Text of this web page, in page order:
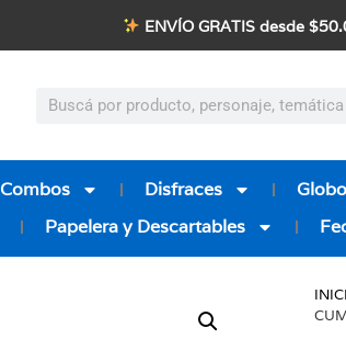
ENVÍO GRATIS desde
Combos Disfraces
Papelera y Descartables